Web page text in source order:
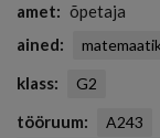
amet
õpetaja
ained
klass G2
tööruum
A243